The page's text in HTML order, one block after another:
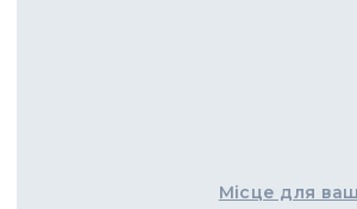
Місце для